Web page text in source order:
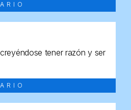
tener razón y ser